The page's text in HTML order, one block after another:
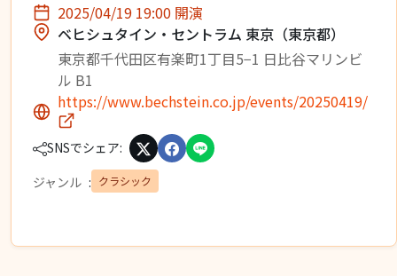
2025/04/19 19:00 開演
ベヒシュタイン・セントラム 東京（東京都）
東京都千代田区有楽町1丁目5−1 日比谷マリンビ
ル B1
https://www.bechstein.co.jp/events/20250419/
SNSでシェア:
ジャンル : クラシック